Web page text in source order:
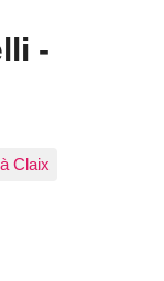
-
Claix